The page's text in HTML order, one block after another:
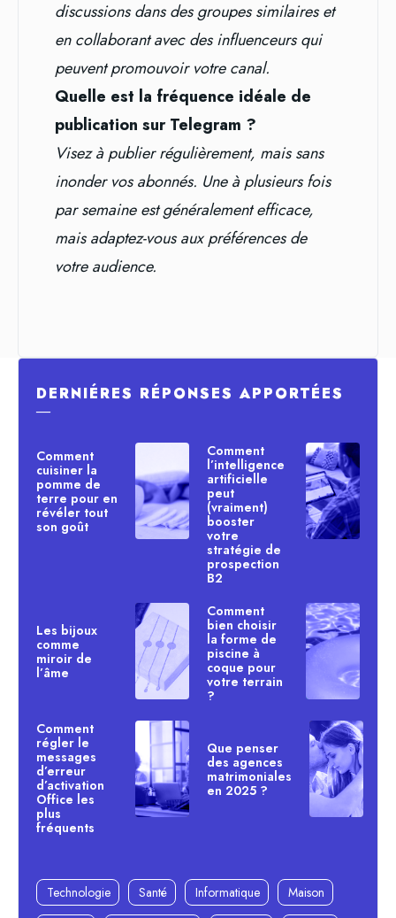
discussions dans des groupes similaires et
en collaborant avec des influenceurs qui
peuvent promouvoir votre canal.
Quelle est la fréquence idéale de
publication sur Telegram ?
Visez à publier régulièrement, mais sans
inonder vos abonnés. Une à plusieurs fois
par semaine est généralement efficace,
mais adaptez-vous aux préférences de
votre audience.
DERNIÉRES RÉPONSES APPORTÉES
―
Comment
cuisiner la
pomme de
terre pour en
révéler tout
son goût
Comment
l’intelligence
artificielle
peut
(vraiment)
booster
votre
stratégie de
prospection
B2
Les bijoux
comme
miroir de
l’âme
Comment
bien choisir
la forme de
piscine à
coque pour
votre terrain
?
Comment
régler le
messages
d’erreur
d’activation
Office les
plus
fréquents
Que penser
des agences
matrimoniales
en 2025 ?
Technologie Santé Informatique
Maison